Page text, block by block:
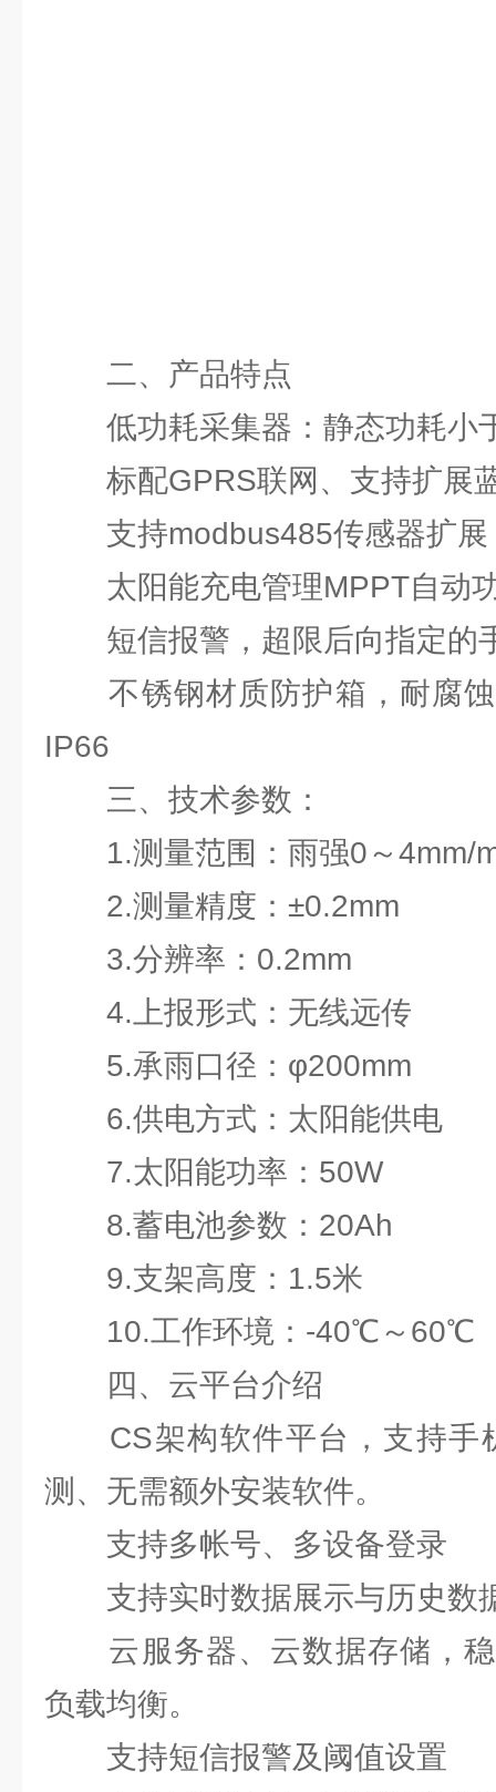
二、产品特点
低功耗采集器：静态功耗小
标配GPRS联网、支持扩展
支持modbus485传感器扩展
太阳能充电管理MPPT自动
短信报警，超限后向指定的
不锈钢材质防护箱，耐腐蚀
IP66
三、技术参数：
1.测量范围：雨强0～4mm/
2.测量精度：±0.2mm
3.分辨率：0.2mm
4.上报形式：无线远传
5.承雨口径：φ200mm
6.供电方式：太阳能供电
7.太阳能功率：50W
8.蓄电池参数：20Ah
9.支架高度：1.5米
10.工作环境：-40℃～60℃
四、云平台介绍
CS架构软件平台，支持手
测、无需额外安装软件。
支持多帐号、多设备登录
支持实时数据展示与历史数
云服务器、云数据存储，稳
负载均衡。
支持短信报警及阈值设置